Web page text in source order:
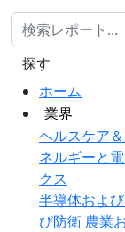
ホーム
業界
ヘルスケア
ネルギーと
クス
半導体およ
び防衛 農業
探す